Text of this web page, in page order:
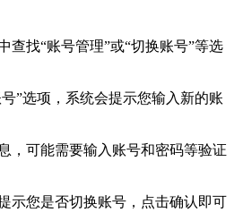
查找“账号管理”或“切换账号”等选
”选项，系统会提示您输入新的账
，可能需要输入账号和密码等验证
示您是否切换账号，点击确认即可